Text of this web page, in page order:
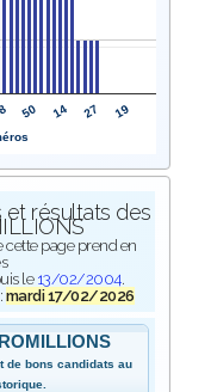
50 14 27 19
et résultats des
cette page prend en
le 13/02/2004.
mardi 17/02/2026
de bons candidats au